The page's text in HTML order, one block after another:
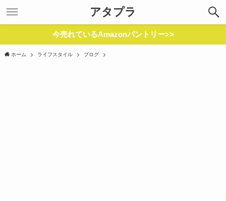
アタプラ
今売れているAmazonパントリー>>
ホーム ライフスタイル ブログ